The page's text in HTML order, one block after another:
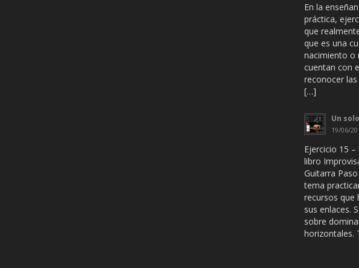
En la
práctica,
que
que es una
nacimiento o
cuentan con
reconocer
[…]
Un
19/06/
Ejercicio 15
libro
Guitarra
tema
recursos que
sus enlaces.
sobre
horizontales.